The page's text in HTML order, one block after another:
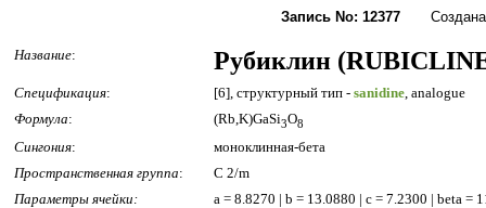
Запись No: 12377 Создана:
Название: Рубиклин
Спецификация: [6], структурный тип - sanidine, analogue
Формула: (Rb,K)GaSi3O8
Сингония:
моноклинная-бета
Пространственная группа:
C 2/m
Параметры ячейки:
a = 8.8270 | b = 13.0880 | c = 7.2300 | beta =